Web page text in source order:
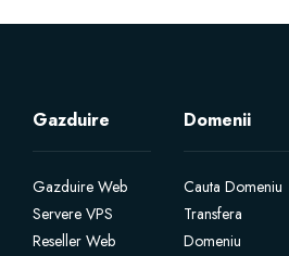
Licente cPanel WHM / WHMSonic
Servere Dedicate
Gazduire
Gazduire Web
Servere VPS
Reseller Web
Domenii
Cauta Domeniu
Transfera
Domeniu